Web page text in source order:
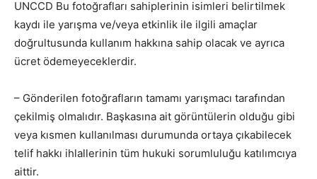
UNCCD Bu fotoğrafları sahiplerinin isimleri belirtilmek
kaydı ile yarışma ve/veya etkinlik ile ilgili amaçlar
doğrultusunda kullanım hakkına sahip olacak ve ayrıca
ücret ödemeyeceklerdir.
– Gönderilen fotoğrafların tamamı yarışmacı tarafından
çekilmiş olmalıdır. Başkasına ait görüntülerin olduğu gibi
veya kısmen kullanılması durumunda ortaya çıkabilecek
telif hakkı ihlallerinin tüm hukuki sorumluluğu katılımcıya
aittir.